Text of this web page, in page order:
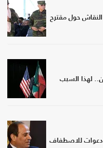
النقاش حول مقترح
لهذا السبب
للاصطفاف